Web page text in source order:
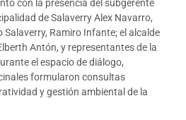
con la presencia del subgerente
de Salaverry Alex Navarro,
Salaverry, Ramiro Infante; el alcalde
Antón, y representantes de la
el espacio de diálogo,
formularon consultas
y gestión ambiental de la